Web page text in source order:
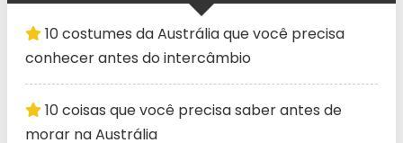
10 costumes da Austrália que você precisa
conhecer antes do intercâmbio
10 coisas que você precisa saber antes de
morar na Austrália